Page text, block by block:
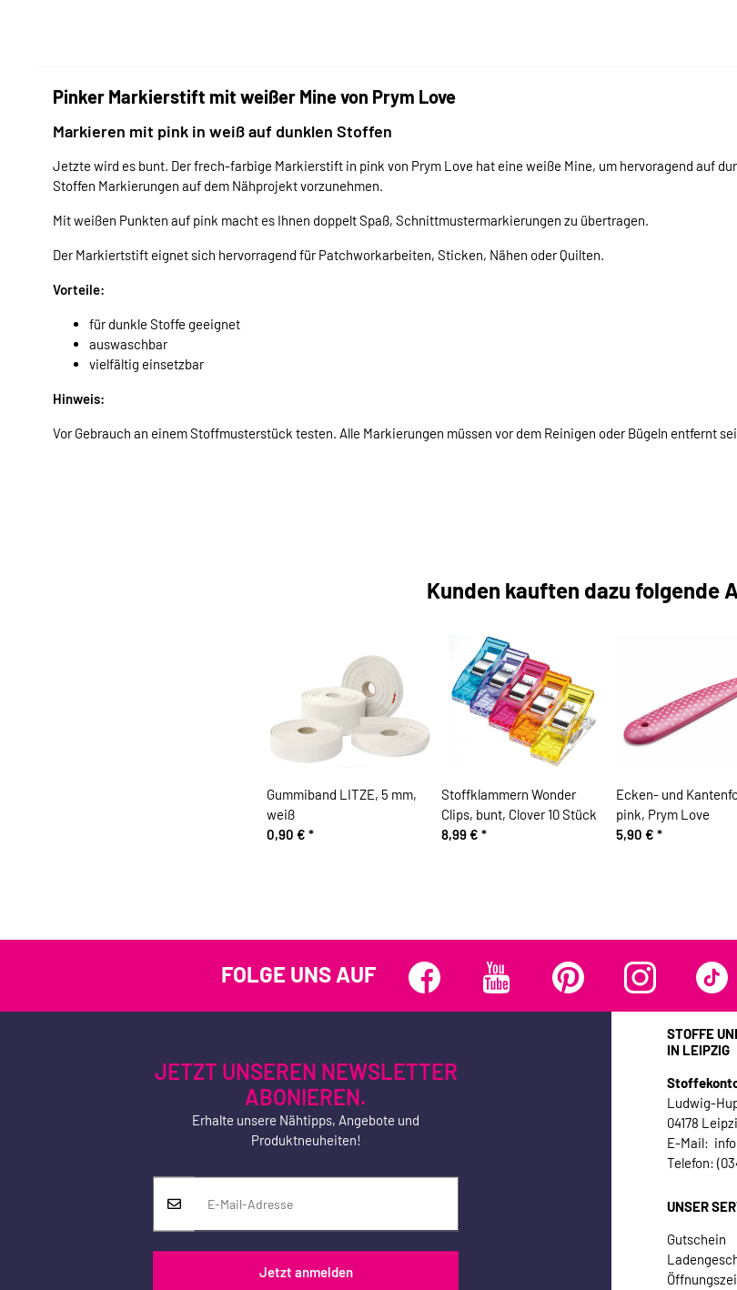
Pinker Markierstift mit weißer Mine von Prym Love
Markieren mit pink in weiß auf dunklen Stoffen
Jetzte wird es bunt. Der frech-farbige Markierstift in pink von Prym Love hat eine weiße Mine, um hervoragend auf
Stoffen Markierungen auf dem Nähprojekt vorzunehmen.
Mit weißen Punkten auf pink macht es Ihnen doppelt Spaß, Schnittmustermarkierungen zu übertragen.
Der Markiertstift eignet sich hervorragend für Patchworkarbeiten, Sticken, Nähen oder Quilten.
Vorteile:
für dunkle Stoffe geeignet
auswaschbar
vielfältig einsetzbar
Hinweis:
Vor Gebrauch an einem Stoffmusterstück testen. Alle Markierungen müssen vor dem Reinigen oder Bügeln entfernt
Kunden kauften dazu folgende
Gummiband LITZE, 5 mm,
weiß
0,90 € *
Stoffklammern Wonder
Clips, bunt, Clover 10 Stück
8,99 € *
Ecken- und
pink, Prym Love
5,90 € *
FOLGE UNS AUF
JETZT UNSEREN NEWSLETTER
ABONIEREN.
Erhalte unsere Nähtipps, Angebote und
Produktneuheiten!
Jetzt anmelden
STOFFE
IN LEIPZIG
Ludwig-
04178
E-Mail:
Telefon:
UNSER
Gutschein